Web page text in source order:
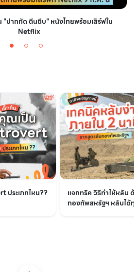
"ปากกัด ตีนถีบ" หนังไทยพร้อมเสิร์ฟใน
Netflix
ประเภทไหน??
แจกทริค วิธีทำให้หลับ
กองทัพสหรัฐฯ หลับได้ทุ